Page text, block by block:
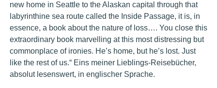
new home in Seattle to the Alaskan capital through that
labyrinthine sea route called the Inside Passage, it is, in
essence, a book about the nature of loss…. You close this
extraordinary book marvelling at this most distressing but
commonplace of ironies. He’s home, but he’s lost. Just
like the rest of us.“ Eins meiner Lieblings-Reisebücher,
absolut lesenswert, in englischer Sprache.